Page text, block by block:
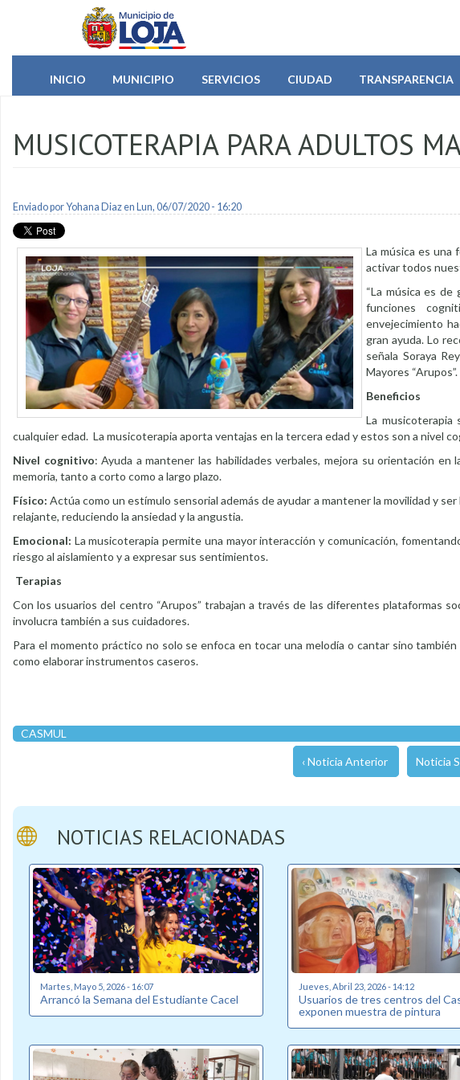
Pasar al contenido principal
INICIO
MUNICIPIO SERVICIOS CIUDAD TRANSPARENCIA
MUSICOTERAPIA PARA ADULTOS
Enviado porYohana Diazen Lun, 06/07/2020 - 16:20
La música es una
activar todos
“La música es
funciones
envejecimiento
gran ayuda. Lo
señala Soraya
Mayores “Arupos”.
Beneficios
La musicoterapia
cualquier edad. La musicoterapia aporta ventajas en la tercera edad y estos son a nivel
Nivel cognitivo: Ayuda a mantener las habilidades verbales, mejora su orientación
memoria, tanto a corto como a largo plazo.
Físico: Actúa como un estímulo sensorial además de ayudar a mantener la movilidad y
relajante, reduciendo la ansiedad y la angustia.
Emocional: La musicoterapia permite una mayor interacción y comunicación,
riesgo al aislamiento y a expresar sus sentimientos.
Terapias
Con los usuarios del centro “Arupos” trabajan a través de las diferentes plataformas
involucra también a sus cuidadores.
Para el momento práctico no solo se enfoca en tocar una melodía o cantar sino
como elaborar instrumentos caseros.
CASMUL
‹ Noticia Anterior Noticia
NOTICIAS RELACIONADAS
Martes, Mayo 5, 2026 - 16:07
Arrancó la Semana del Estudiante Cacel
Jueves, Abril 23, 2026 - 14:12
Usuarios de tres centros del
exponen muestra de pintura